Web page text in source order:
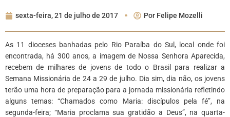
sexta-feira, 21 de julho de 2017 Por Felipe Mozelli
As 11 dioceses banhadas pelo Rio Paraíba do Sul, local onde foi
encontrada, há 300 anos, a imagem de Nossa Senhora Aparecida,
recebem de milhares de jovens de todo o Brasil para realizar a
Semana Missionária de 24 a 29 de julho. Dia sim, dia não, os jovens
terão uma hora de preparação para a jornada missionária refletindo
alguns temas: “Chamados como Maria: discípulos pela fé”, na
segunda-feira; “Maria proclama sua gratidão a Deus”, na quarta-